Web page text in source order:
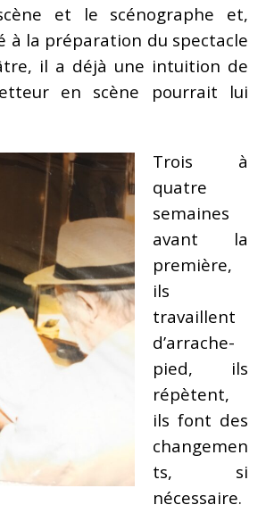
et le scénographe et,
à la préparation du spectacle
il a déjà une intuition de
en scène pourrait lui
Trois à
quatre
semaines
avant la
première,
ils
travaillent
d’arrache-
pied, ils
répètent,
ils font des
changemen
ts, si
nécessaire.